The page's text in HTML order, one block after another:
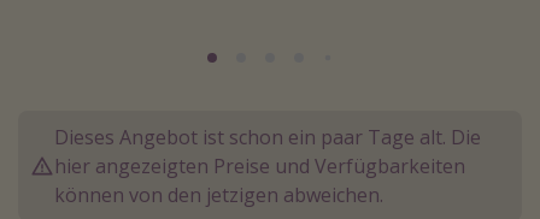
Goa Urlaub
St. Lucia Urlaub
Kefalonia Urlaub
Dieses Angebot ist schon ein paar Tage alt. Die
hier angezeigten Preise und Verfügbarkeiten
können von den jetzigen abweichen.